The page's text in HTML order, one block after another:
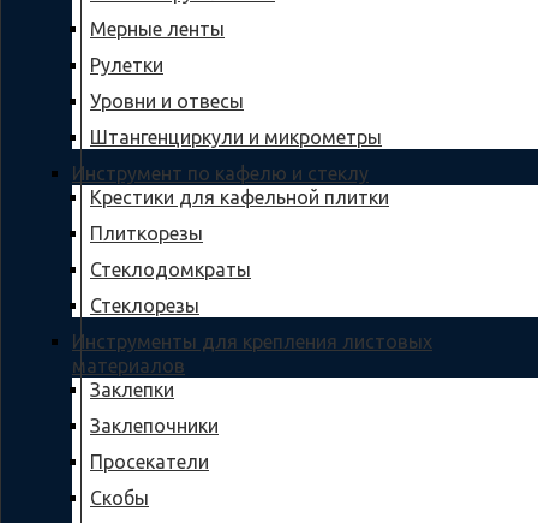
Мерные ленты
Рулетки
Уровни и отвесы
Штангенциркули и микрометры
Инструмент по кафелю и стеклу
Крестики для кафельной плитки
Плиткорезы
Стеклодомкраты
Стеклорезы
Инструменты для крепления листовых
материалов
Заклепки
Заклепочники
Просекатели
Скобы